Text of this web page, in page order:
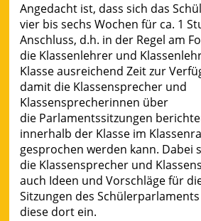
Angedacht ist, dass sich das
vier bis sechs Wochen für ca. 1
Anschluss, d.h. in der Regel am
die Klassenlehrer und
Klasse ausreichend Zeit zur
damit die Klassensprecher und
Klassensprecherinnen über
die Parlamentssitzungen
innerhalb der Klasse im
gesprochen werden kann. Dabei
die Klassensprecher und
auch Ideen und Vorschläge für
Sitzungen des
diese dort ein.